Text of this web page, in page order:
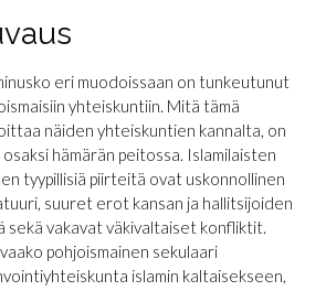
eri muodoissaan on tunkeutunut
yhteiskuntiin. Mitä tämä
näiden yhteiskuntien kannalta, on
osaksi hämärän peitossa. Islamilaisten
tyypillisiä piirteitä ovat uskonnollinen
suuret erot kansan ja hallitsijoiden
sekä vakavat väkivaltaiset konfliktit.
pohjoismainen sekulaari
islamin kaltaisekseen,